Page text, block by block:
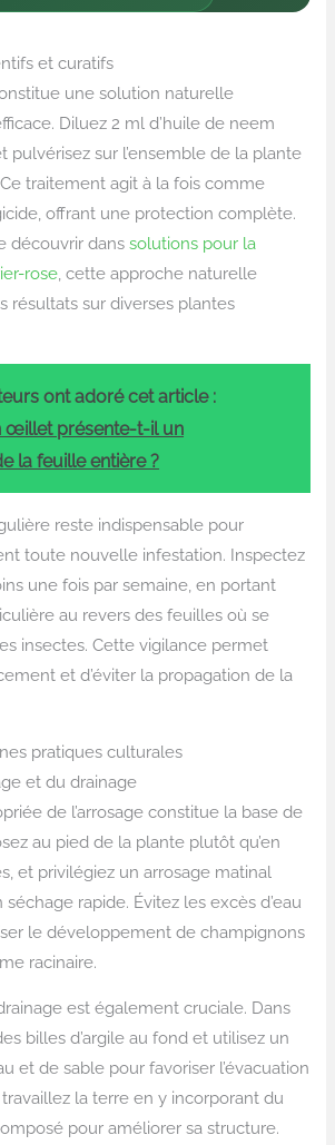
et curatifs
une solution naturelle
Diluez 2 ml d’huile de neem
pulvérisez sur l’ensemble de la plante
traitement agit à la fois comme
offrant une protection complète.
découvrir danssolutions pour la
rose , cette approche naturelle
résultats sur diverses plantes
ont adoré cet article :
œillet présente-t-il un
la feuille entière ?
reste indispensable pour
toute nouvelle infestation. Inspectez
une fois par semaine, en portant
au revers des feuilles où se
insectes. Cette vigilance permet
et d’éviter la propagation de la
pratiques culturales
et du drainage
de l’arrosage constitue la base de
au pied de la plante plutôt qu’en
et privilégiez un arrosage matinal
rapide. Évitez les excès d’eau
le développement de champignons
racinaire.
est également cruciale. Dans
billes d’argile au fond et utilisez un
et de sable pour favoriser l’évacuation
travaillez la terre en y incorporant du
pour améliorer sa structure.